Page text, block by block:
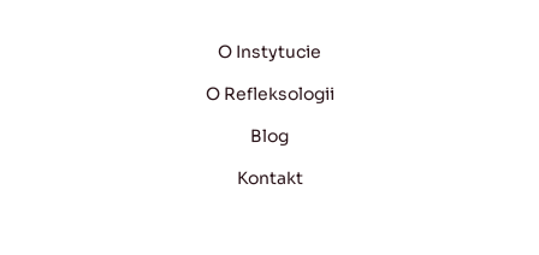
O Instytucie
O Refleksologii
Blog
Kontakt